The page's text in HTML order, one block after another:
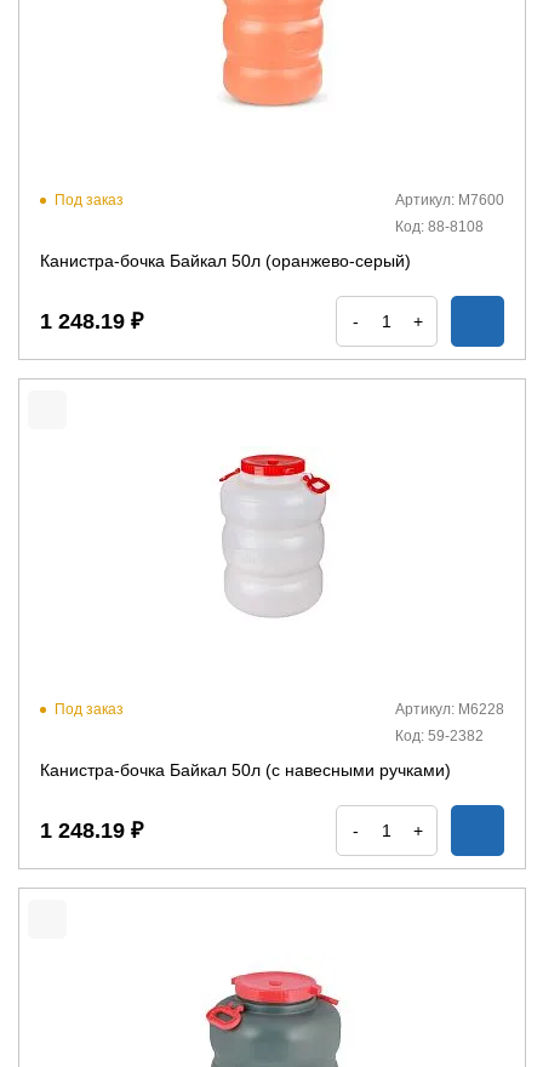
Под заказ
Артикул: М7600
Код: 88-8108
Канистра-бочка Байкал 50л (оранжево-серый)
1 248.19 ₽ - +
Под заказ
Артикул: М6228
Код: 59-2382
Канистра-бочка Байкал 50л (с навесными ручками)
1 248.19 ₽ - +